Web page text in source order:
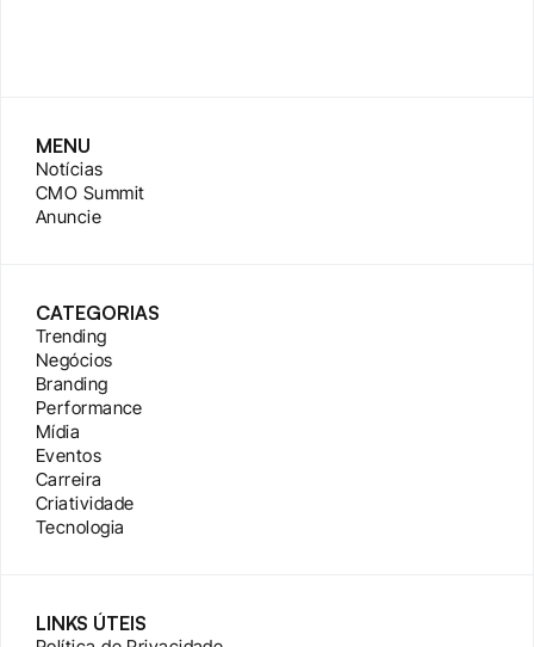
MENU
Notícias
CMO Summit
Anuncie
CATEGORIAS
Trending
Negócios
Branding
Performance
Mídia
Eventos
Carreira
Criatividade
Tecnologia
LINKS ÚTEIS